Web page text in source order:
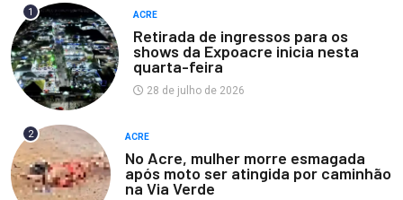
1 ACRE
Retirada de ingressos para os
shows da Expoacre inicia nesta
quarta-feira
28 de julho de 2026
2 ACRE
No Acre, mulher morre esmagada
após moto ser atingida por caminhão
na Via Verde